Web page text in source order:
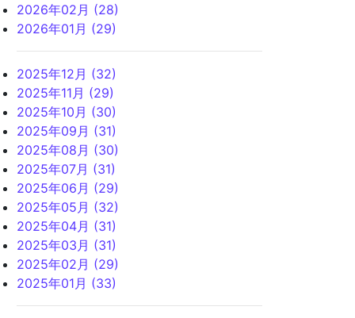
2026年02月 (28)
2026年01月 (29)
2025年12月 (32)
2025年11月 (29)
2025年10月 (30)
2025年09月 (31)
2025年08月 (30)
2025年07月 (31)
2025年06月 (29)
2025年05月 (32)
2025年04月 (31)
2025年03月 (31)
2025年02月 (29)
2025年01月 (33)